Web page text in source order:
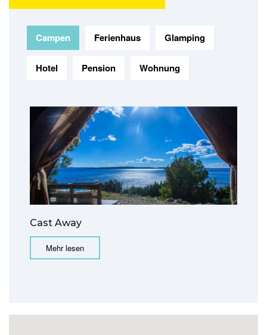
Campen Ferienhaus Glamping
Hotel Pension Wohnung
Cast Away
Mehr lesen